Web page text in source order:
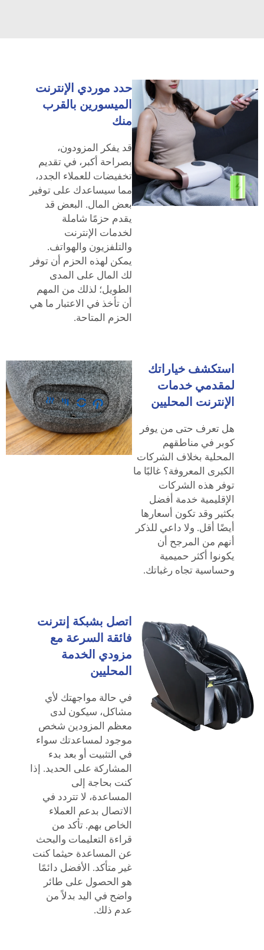
حدد موردي الإنترنت
الميسورين بالقرب
منك
قد يفكر المزودون،
بصراحة أكبر، في تقديم
تخفيضات للعملاء الجدد،
مما سيساعدك على توفير
بعض المال. البعض قد
يقدم حزمًا شاملة
لخدمات الإنترنت
والتلفزيون والهواتف.
يمكن لهذه الحزم أن توفر
لك المال على المدى
الطويل؛ لذلك من المهم
أن تأخذ في الاعتبار ما هي
الحزم المتاحة.
استكشف خياراتك
لمقدمي خدمات
الإنترنت المحليين
هل تعرف حتى من يوفر
كوبر في مناطقهم
المحلية بخلاف الشركات
الكبرى المعروفة؟ غالبًا ما
توفر هذه الشركات
الإقليمية خدمة أفضل
بكثير وقد تكون أسعارها
أيضًا أقل. ولا داعي للذكر
أنهم من المرجح أن
يكونوا أكثر حميمية
وحساسية تجاه رغباتك.
اتصل بشبكة إنترنت
فائقة السرعة مع
مزودي الخدمة
المحليين
في حالة مواجهتك لأي
مشاكل، سيكون لدى
معظم المزودين شخص
موجود لمساعدتك سواء
في التثبيت أو بعد بدء
المشاركة على الحديد. إذا
كنت بحاجة إلى
المساعدة، لا تتردد في
الاتصال بدعم العملاء
الخاص بهم. تأكد من
قراءة التعليمات والبحث
عن المساعدة حيثما كنت
غير متأكد. الأفضل دائمًا
هو الحصول على طائر
واضح في اليد بدلاً من
عدم ذلك.